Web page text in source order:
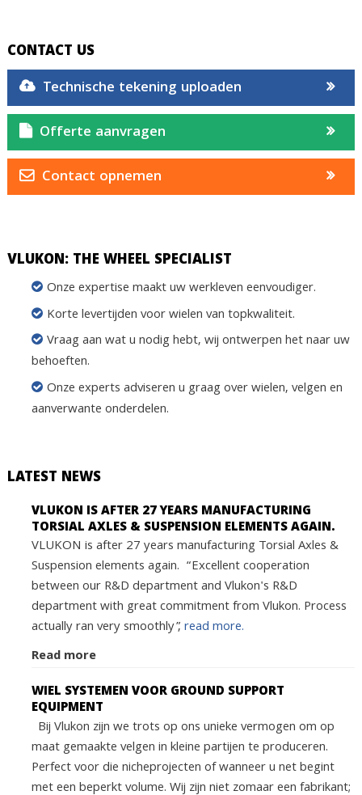
CONTACT US
Technische tekening uploaden
Offerte aanvragen
Contact opnemen
VLUKON: THE WHEEL SPECIALIST
Onze expertise maakt uw werkleven eenvoudiger.
Korte levertijden voor wielen van topkwaliteit.
Vraag aan wat u nodig hebt, wij ontwerpen het naar uw
behoeften.
Onze experts adviseren u graag over wielen, velgen en
aanverwante onderdelen.
LATEST NEWS
VLUKON IS AFTER 27 YEARS MANUFACTURING
TORSIAL AXLES & SUSPENSION ELEMENTS AGAIN.
VLUKON is after 27 years manufacturing Torsial Axles &
Suspension elements again. “Excellent cooperation
between our R&D department and Vlukon's R&D
department with great commitment from Vlukon. Process
actually ran very smoothly”,read more.
Read more
WIEL SYSTEMEN VOOR GROUND SUPPORT
EQUIPMENT
Bij Vlukon zijn we trots op ons unieke vermogen om op
maat gemaakte velgen in kleine partijen te produceren.
Perfect voor die nicheprojecten of wanneer u net begint
met een beperkt volume. Wij zijn niet zomaar een fabrikant;